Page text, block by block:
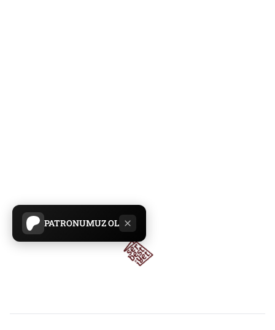
PATRONUMUZ OL
Anasayfa/Ekonomi/Enflasyon beklentiyi aştı: Yüzde 33,29